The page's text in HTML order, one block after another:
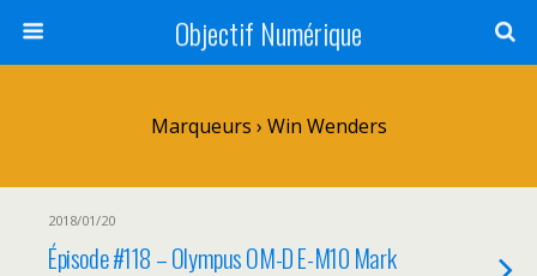
Objectif Numérique
Marqueurs › Win Wenders
2018/01/20
Épisode #118 – Olympus OM-D E-M10 Mark